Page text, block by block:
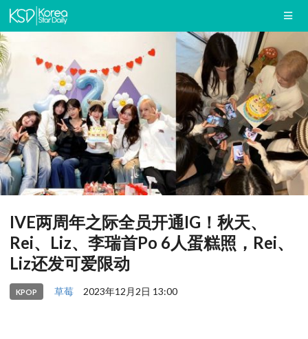
IVE两周年之际全员开通IG！秋天、
Rei、Liz、李瑞首Po 6人蛋糕照，Rei、
Liz还发可爱限动
KPOP 草莓 2023年12月2日 13:00